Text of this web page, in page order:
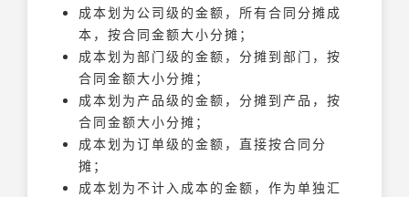
成本划为公司级的金额，所有合同分摊成
本，按合同金额大小分摊；
成本划为部门级的金额，分摊到部门，按
合同金额大小分摊；
成本划为产品级的金额，分摊到产品，按
合同金额大小分摊；
成本划为订单级的金额，直接按合同分
摊；
成本划为不计入成本的金额，作为单独汇